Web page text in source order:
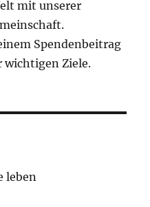
mit unserer
Spendenbeitrag
wichtigen Ziele.
leben